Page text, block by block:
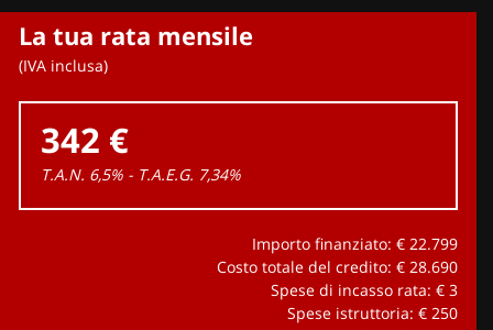
La tua rata mensile
(IVA inclusa)
342 €
T.A.N. 6,5% - T.A.E.G. 7,34%
Importo finanziato: € 22.799
Costo totale del credito: € 28.690
Spese di incasso rata: € 3
Spese istruttoria: € 250